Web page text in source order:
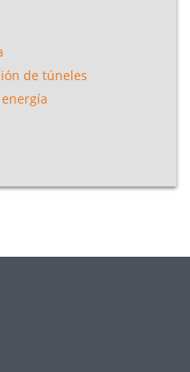
de túneles